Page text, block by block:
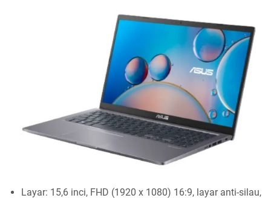
Layar: 15,6 inci, FHD (1920 x 1080) 16:9, layar anti-silau,